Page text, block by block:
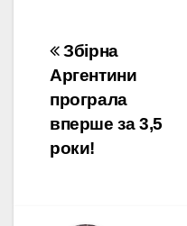
Навігація
записів
Збірна
Аргентини
програла
вперше за 3,5
роки!